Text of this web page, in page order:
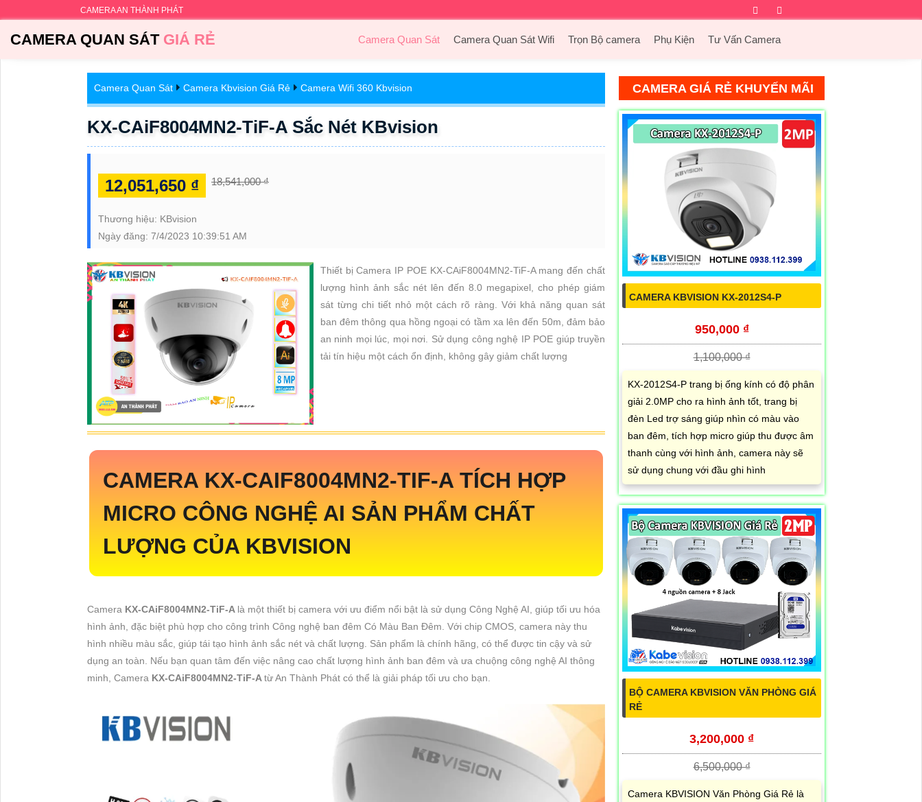
CAMERA AN THÀNH PHÁT Facebook
CAMERA QUAN SÁTGIÁ RẺ Camera Quan Sát Camera Quan Sát Wifi Trọn Bộ camera Phụ Kiện Tư Vấn Camera
Camera Quan Sát Camera Kbvision Giá Rẻ Camera Wifi 360 Kbvision
KX-CAiF8004MN2-TiF-A Sắc Nét KBvision
12,051,650 ₫ 18,541,000 ₫
Thương hiệu: KBvision
Ngày đăng: 7/4/2023 10:39:51 AM
Thiết bị Camera IP POE KX-CAiF8004MN2-TiF-A mang đến chất
lượng hình ảnh sắc nét lên đến 8.0 megapixel, cho phép giám
sát từng chi tiết nhỏ một cách rõ ràng. Với khả năng quan sát
ban đêm thông qua hồng ngoại có tầm xa lên đến 50m, đảm bảo
an ninh mọi lúc, mọi nơi. Sử dụng công nghệ IP POE giúp truyền
tải tín hiệu một cách ổn định, không gây giảm chất lượng
CAMERA KX-CAIF8004MN2-TIF-A TÍCH HỢP
MICRO CÔNG NGHỆ AI SẢN PHẨM CHẤT
LƯỢNG CỦA KBVISION
Camera KX-CAiF8004MN2-TiF-A là một thiết bị camera với ưu điểm nổi bật là sử dụng Công Nghệ AI, giúp tối ưu hóa
hình ảnh, đặc biệt phù hợp cho công trình Công nghệ ban đêm Có Màu Ban Đêm. Với chip CMOS, camera này thu
hình nhiều màu sắc, giúp tái tạo hình ảnh sắc nét và chất lượng. Sản phẩm là chính hãng, có thể được tin cậy và sử
dụng an toàn. Nếu bạn quan tâm đến việc nâng cao chất lượng hình ảnh ban đêm và ưa chuộng công nghệ AI thông
minh, Camera KX-CAiF8004MN2-TiF-Atừ An Thành Phát có thể là giải pháp tối ưu cho bạn.
CAMERA GIÁ RẺ KHUYẾN MÃI
CAMERA KBVISION KX-2012S4-P
950,000 ₫
1,100,000 ₫
KX-2012S4-P trang bị ống kính có độ phân
giải 2.0MP cho ra hình ảnh tốt, trang bị
đèn Led trợ sáng giúp nhìn có màu vào
ban đêm, tích hợp micro giúp thu được âm
thanh cùng với hình ảnh, camera này sẽ
sử dụng chung với đầu ghi hình
BỘ CAMERA KBVISION VĂN PHÒNG GIÁ
RẺ
3,200,000 ₫
6,500,000 ₫
Camera KBVISION Văn Phòng Giá Rẻ là